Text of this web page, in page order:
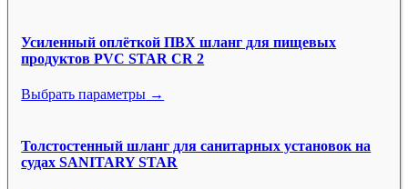
Усиленный оплёткой ПВХ шланг для пищевых
продуктов PVC STAR CR 2
Выбрать параметры →
Толстостенный шланг для санитарных установок на
судах SANITARY STAR